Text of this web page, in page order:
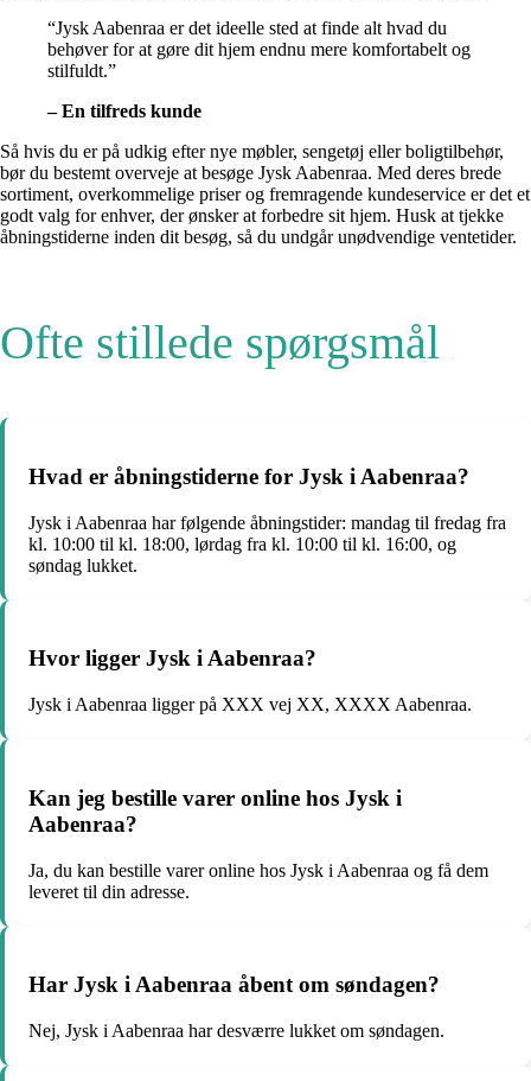
“Jysk Aabenraa er det ideelle sted at finde alt hvad du
behøver for at gøre dit hjem endnu mere komfortabelt og
stilfuldt.”
– En tilfreds kunde
Så hvis du er på udkig efter nye møbler, sengetøj eller boligtilbehør,
bør du bestemt overveje at besøge Jysk Aabenraa. Med deres brede
sortiment, overkommelige priser og fremragende kundeservice er det et
godt valg for enhver, der ønsker at forbedre sit hjem. Husk at tjekke
åbningstiderne inden dit besøg, så du undgår unødvendige ventetider.
Ofte stillede spørgsmål
Hvad er åbningstiderne for Jysk i Aabenraa?
Jysk i Aabenraa har følgende åbningstider: mandag til fredag fra
kl. 10:00 til kl. 18:00, lørdag fra kl. 10:00 til kl. 16:00, og
søndag lukket.
Hvor ligger Jysk i Aabenraa?
Jysk i Aabenraa ligger på XXX vej XX, XXXX Aabenraa.
Kan jeg bestille varer online hos Jysk i
Aabenraa?
Ja, du kan bestille varer online hos Jysk i Aabenraa og få dem
leveret til din adresse.
Har Jysk i Aabenraa åbent om søndagen?
Nej, Jysk i Aabenraa har desværre lukket om søndagen.